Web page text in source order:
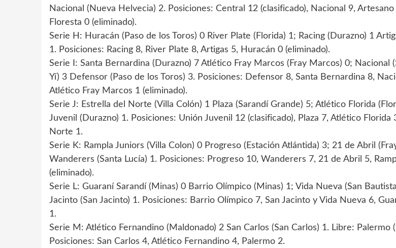
Nacional (Nueva Helvecia) 2. Posiciones: Central 12 (clasificado), Nacional 9, Artesano
Floresta 0 (eliminado).
Serie H: Huracán (Paso de los Toros) 0 River Plate (Florida) 1; Racing (Durazno) 1
1. Posiciones: Racing 8, River Plate 8, Artigas 5, Huracán 0 (eliminado).
Serie I: Santa Bernardina (Durazno) 7 Atlético Fray Marcos (Fray Marcos) 0; Nacional
Yí) 3 Defensor (Paso de los Toros) 3. Posiciones: Defensor 8, Santa Bernardina 8,
Atlético Fray Marcos 1 (eliminado).
Serie J: Estrella del Norte (Villa Colón) 1 Plaza (Sarandí Grande) 5; Atlético Florida
Juvenil (Durazno) 1. Posiciones: Unión Juvenil 12 (clasificado), Plaza 7, Atlético Florida
Norte 1.
Serie K: Rampla Juniors (Villa Colon) 0 Progreso (Estación Atlántida) 3; 21 de Abril
Wanderers (Santa Lucía) 1. Posiciones: Progreso 10, Wanderers 7, 21 de Abril 5,
(eliminado).
Serie L: Guaraní Sarandí (Minas) 0 Barrio Olímpico (Minas) 1; Vida Nueva (San
Jacinto (San Jacinto) 1. Posiciones: Barrio Olímpico 7, San Jacinto y Vida Nueva 6,
1.
Serie M: Atlético Fernandino (Maldonado) 2 San Carlos (San Carlos) 1. Libre: Palermo
Posiciones: San Carlos 4, Atlético Fernandino 4, Palermo 2.